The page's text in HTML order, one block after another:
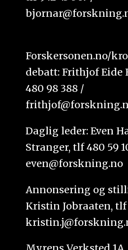
Forskersonen.no/
debatt: Frithjof Eide
480 98 388 /
Daglig leder: Even
Stranger, tlf 480 59
even@forskning.no
Annonsering og
Kristin Jobraaten, tlf